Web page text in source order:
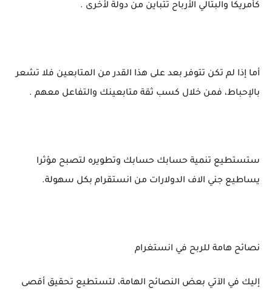
كأمريكا والبتالي الأرباح تتباين من دولة لأخرى .
أما إذا لم تكن تتوفر بعد على هذا القدر من المتابعين فلا تشعر
بالإحباط، فمن خلال كسب ثقة متابعينك والتفاعل معهم .
ستستطيع تنمية حسابك حسابك وتطويره لتصبح مؤثرا
يساطيع جني الاف الدولارات من انستقرام بكل سهولة.
نصائح هامة للربح في انستغرام
إليك في الآتي بعض النصائح الهامة، لتستطيع تحقيق أقصى